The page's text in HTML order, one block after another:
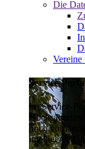
Die
Vereine
Service-
Im Service-
noch
intelligente